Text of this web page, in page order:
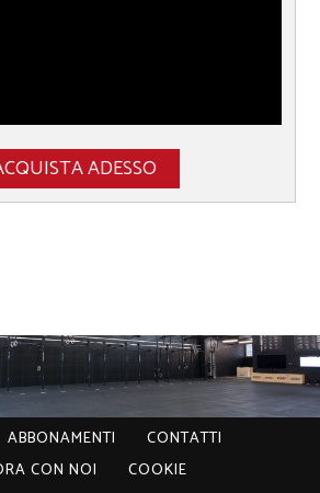
ADESSO
ABBONAMENTI
CONTATTI
CON NOI
COOKIE